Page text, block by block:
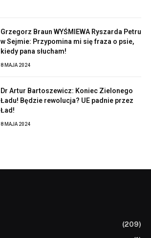
Grzegorz Braun WYŚMIEWA Ryszarda Petru
w Sejmie: Przypomina mi się fraza o psie,
kiedy pana słucham!
8 MAJA 2024
Dr Artur Bartoszewicz: Koniec Zielonego
Ładu! Będzie rewolucja? UE padnie przez
Ład!
8 MAJA 2024
(209)